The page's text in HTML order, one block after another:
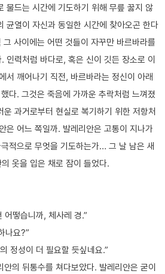
물드는 시간에 기도하기 위해 무릎 꿇지 않
균열이 자신과 동일한 시간에 찾아오곤 한다
사이에는 어떤 것들이 자꾸만 바르바라를
인력처럼 바다로, 혹은 신이 깃든 장소로 이
서 깨어나기 직전, 바르바라는 정신이 아래
다. 그것은 죽음에 가까운 추락처럼 느껴졌
과거로부터 현실로 복기하기 위한 저항처
은 어느 쪽일까. 발레리안은 고통이 지나가
적으로 무엇을 기도하는가… 그 날 남은 새
옷을 입은 채로 잠이 들었다.
어떻습니까, 체사레 경.”
나요?”
정성이 더 필요할 듯싶네요.”
의 뒤통수를 쳐다보았다. 발레리안은 굳이